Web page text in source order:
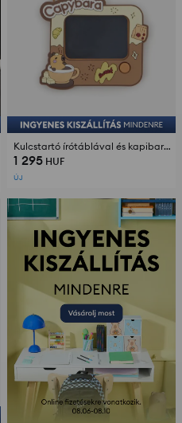
Kulcstartó írótáblával és kapibara motívummal
1 295 HUF
ÚJ